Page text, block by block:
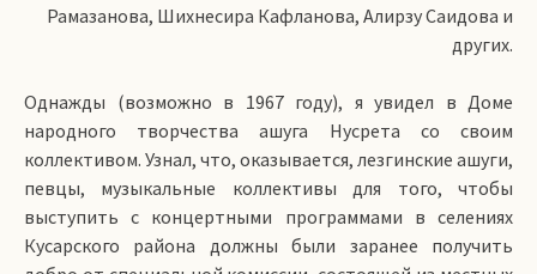
Рамазанова, Шихнесира Кафланова, Алирзу Саидова и
других.
Однажды (возможно в 1967 году), я увидел в Доме
народного творчества ашуга Нусрета со своим
коллективом. Узнал, что, оказывается, лезгинские ашуги,
певцы, музыкальные коллективы для того, чтобы
выступить с концертными программами в селениях
Кусарского района должны были заранее получить